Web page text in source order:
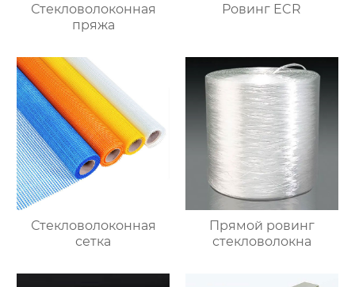
Стекловолоконная
пряжа
Ровинг ECR
Стекловолоконная
сетка
Прямой ровинг
стекловолокна